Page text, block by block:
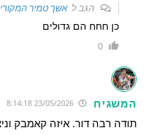
הגב לאשך טמיר המקורי
כן חחח הם גדולים
0
המשגיח
תודה רבה דור. איזה קאמבק